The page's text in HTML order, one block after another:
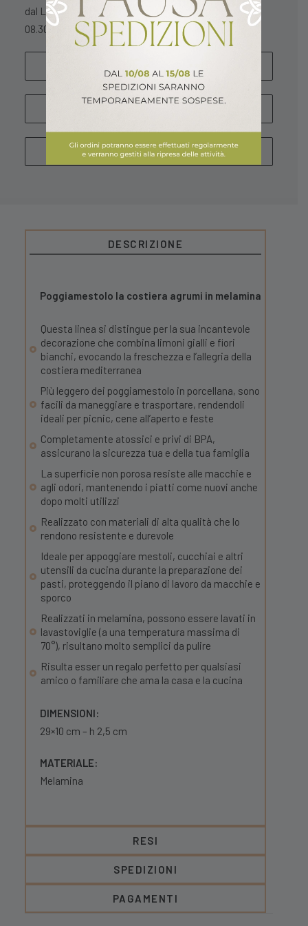
dal Lunedì al Sabato
08.30 – 13.00 / 15.30 – 18.30
CHIAMA
DESCRIZIONE
Poggiamestolo la costiera agrumi in melamina
Questa linea si distingue per la sua incantevole
decorazione che combina limoni gialli e fiori
bianchi, evocando la freschezza e l’allegria della
costiera mediterranea
Più leggero dei poggiamestolo in porcellana, sono
facili da maneggiare e trasportare, rendendoli
ideali per picnic, cene all’aperto e feste
Completamente atossici e privi di BPA,
assicurano la sicurezza tua e della tua famiglia
La superficie non porosa resiste alle macchie e
agli odori, mantenendo i piatti come nuovi anche
dopo molti utilizzi
Realizzato con materiali di alta qualità che lo
rendono resistente e durevole
Ideale per appoggiare mestoli, cucchiai e altri
utensili da cucina durante la preparazione dei
pasti, proteggendo il piano di lavoro da macchie e
sporco
Realizzati in melamina, possono essere lavati in
lavastoviglie (a una temperatura massima di
70°), risultano molto semplici da pulire
Risulta esser un regalo perfetto per qualsiasi
amico o familiare che ama la casa e la cucina
DIMENSIONI:
29×10 cm – h 2,5 cm
MATERIALE:
Melamina
RESI
SPEDIZIONI
PAGAMENTI